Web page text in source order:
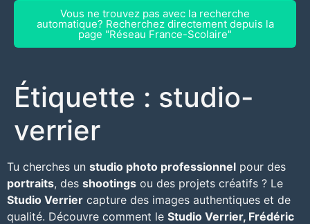
Vous ne trouvez pas avec la recherche
automatique? Recherchez directement depuis la
page "Réseau France-Scolaire"
Étiquette : studio-
verrier
Tu cherches un studio photo professionnel pour des
portraits, des shootings ou des projets créatifs ? Le
Studio Verrier capture des images authentiques et de
qualité. Découvre comment le Studio Verrier, Frédéric